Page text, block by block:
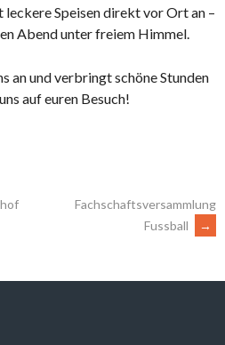
leckere Speisen direkt vor Ort an –
Abend unter freiem Himmel.
an und verbringt schöne Stunden
auf euren Besuch!
Fachschaftsversammlung
Fussball
→